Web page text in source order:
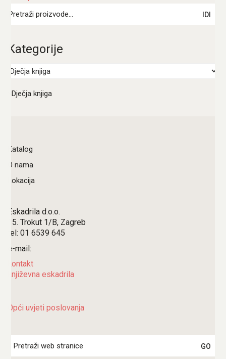
IDI
Kategorije
Dječja knjiga
Katalog
O nama
Lokacija
Eskadrila d.o.o.
15. Trokut 1/B, Zagreb
tel: 01 6539 645
e-mail:
kontakt
književna eskadrila
Opći uvjeti poslovanja
for: